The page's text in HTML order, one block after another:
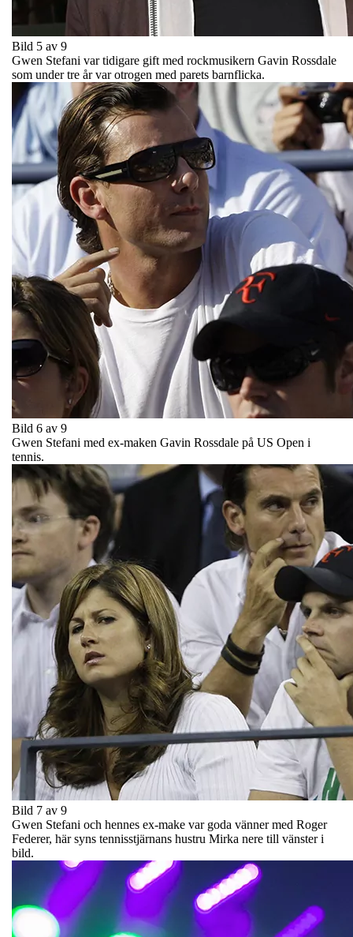
Bild 5 av 9
Gwen Stefani var tidigare gift med rockmusikern Gavin Rossdale
som under tre år var otrogen med parets barnflicka.
Bild 6 av 9
Gwen Stefani med ex-maken Gavin Rossdale på US Open i
tennis.
Bild 7 av 9
Gwen Stefani och hennes ex-make var goda vänner med Roger
Federer, här syns tennisstjärnans hustru Mirka nere till vänster i
bild.